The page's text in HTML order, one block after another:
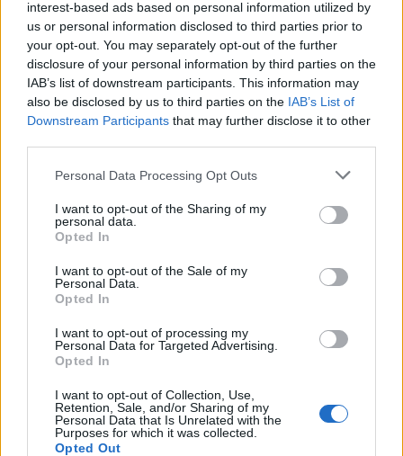
interest-based ads based on personal information utilized by
us or personal information disclosed to third parties prior to
your opt-out. You may separately opt-out of the further
disclosure of your personal information by third parties on the
IAB’s list of downstream participants. This information may
also be disclosed by us to third parties on the IAB’s List of
Downstream Participants that may further disclose it to other
Personal Data Processing Opt Outs
I want to opt-out of the Sharing of my
personal data.
Opted In
I want to opt-out of the Sale of my
Personal Data.
Opted In
I want to opt-out of processing my
Personal Data for Targeted Advertising.
Opted In
I want to opt-out of Collection, Use,
Retention, Sale, and/or Sharing of my
Personal Data that Is Unrelated with the
Purposes for which it was collected.
Opted Out
Στις 3 Ιουλίου, η Αναστασία άφησε την τελευταία
της πνοή. Ο αγώνας της, αντριστρόφως ανάλογος
με την ηλικίας της. Μπορεί να ήταν μόλις 7
χρονών, αλλά πάλεψε σκληρά για να κερδίσει τη
ζωή της. Μπορεί να μην τα κατάφερε, αλλά
πάλεψε όσο λίγοι.